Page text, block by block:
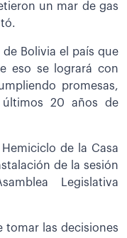
un mar de gas
Bolivia el país que
eso se logrará con
promesas,
20 años de
de la Casa
de la sesión
Legislativa
tomar las decisiones